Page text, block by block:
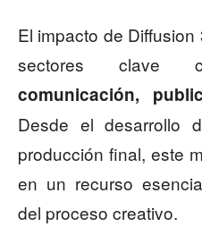
El impacto de
sectores clave
comunicación,
Desde el desarrollo
producción final, este
en un recurso
del proceso creativo.